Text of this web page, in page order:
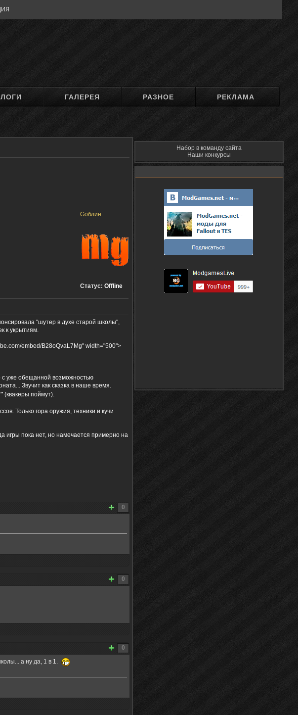
ГАЛЕРЕЯ РАЗНОЕ РЕКЛАМА
Gоблин
Статус: Offline
"шутер в духе старой школы",
к укрытиям.
embed/B28oQvaL7Mg" width="500">
с уже обещанной возможностью
Звучит как сказка в наше время.
(квакеры поймут).
Только гора оружия, техники и кучи
игры пока нет, но намечается примерно на
0
0
0
а ну да, 1 в 1.
Набор в команду сайта
Наши конкурсы